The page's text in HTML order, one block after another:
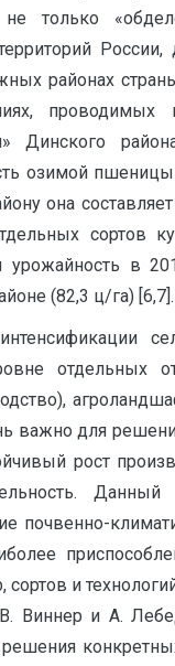
только
России,
районах
Динского
озимой
она
сортов
урожайность в
(82,3 ц/га) [6,7].
отдельных
важно для
рост
Данный
почвенно-
сортов и
Виннер и А.